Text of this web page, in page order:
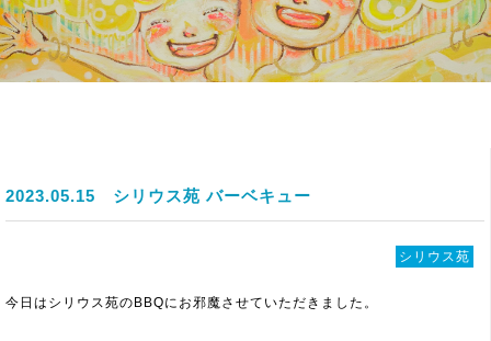
2023.05.15 シリウス苑 バーベキュー
シリウス苑
今日はシリウス苑のBBQにお邪魔させていただきました。